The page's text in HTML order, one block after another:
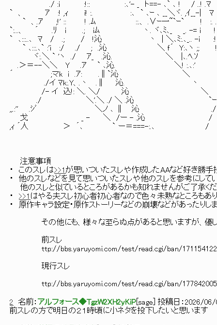
./ :i :!:: :､'- _ ト==- ､` ､ ! / ..! .ﾏ
` 、 ｱ :! ,ｨ i! :. :､ ` ､ｰ ､ __＼ヾ. ,ｲ__-| ﾏ .
` 、.ｱ ;!' :: ! .ﾑ ::.、 .∨ｰ一~`ｰ` ! :. .ｱ : .
`:...、 ´ .ﾘ i .; iﾑ 丶. ヾ､ﾐ､_ _. -= i ! : . :
` ､:::..､ ﾏ / .; / !沁 丶 | ＼､ﾐ:.､_.. -i :! : . :
` ､:::.､` :'i :/ ./ ; .沁 ＼ ｆ´ Y:､ヽ ;; ! : .
ヾ:.＼ ` 'ヽ ./ ｱ_ .沁. ＼ |､.ﾍ.ｿ ! : . :
.＞＝--＼＼ Y .ｱ ` ､沁. ＼! :.､:' | : . :
´ ;マk i .ｱ: .∥`沁 ＼ i : . : .
./イ ﾏk:.Y、.丶 .∥ 沁. 丶 | : .
/- イ 込!: ＼. ＼/ 沁 ＼ i ヽ. :
./ ＼'.＼ ./ ＼ .沁 `ｰ!.
,,.:'' .ｼﾞ ＼ノ ､ ∥ 沁 ./
戈 _ - ＼ /ー - .沁 /
,ｨ ´人 ＞ ´､ ` ー＝===-:.､ /
注意事項
・ このスレは>>1 が思いついたスレや作成したAAなど好き勝手
・ 他のスレなどを見て思いついたスレや他のスレを参考にして
他のスレと似ているところがあるかも知れませんがご了承くだ
・ >>1 はやる夫スレ初心者初心者なので色々未熟なところもあ
・ 原作キャラ設定・原作ストーリーなどの崩壊などがあったりし
その他にも、様々な至らぬ点があると思いますが、優しく
前スレ
ttp://bbs.yaruyomi.com/test/read.cgi/ban/
現行スレ
ttp://bbs.yaruyomi.com/test/read.cgi/ban/
2 名前： アルフォース◆TgzW2XH2yKiP sage ] 投稿日： 2026/06/
前スレの方で明日の２１時頃に小ネタを投下したいと思います